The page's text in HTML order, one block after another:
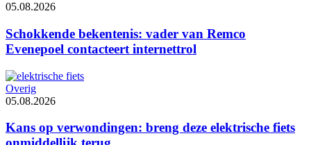
05.08.2026
Schokkende bekentenis: vader van Remco
Evenepoel contacteert internettrol
Overig
05.08.2026
Kans op verwondingen: breng deze elektrische fiets